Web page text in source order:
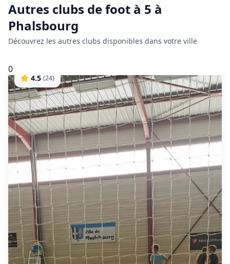
Autres clubs defoot à 5 à
Phalsbourg
Découvrez les autres clubs disponibles dans votre ville
0
4.5 (24)